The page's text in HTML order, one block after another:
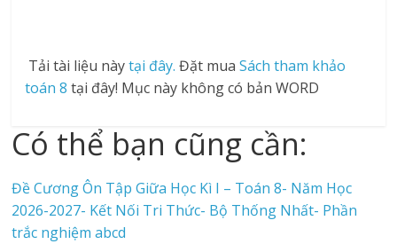
Tải tài liệu nàytại đây.Đặt muaSách tham khảo
toán 8 tại đây! Mục này không có bản WORD
Có thể bạn cũng cần:
Đề Cương Ôn Tập Giữa Học Kì I – Toán 8- Năm Học
2026-2027- Kết Nối Tri Thức- Bộ Thống Nhất- Phần
trắc nghiệm abcd